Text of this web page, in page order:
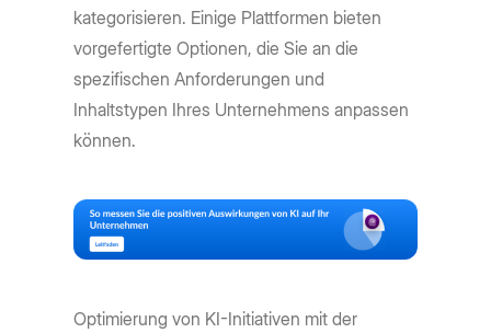
kategorisieren. Einige Plattformen bieten
vorgefertigte Optionen, die Sie an die
spezifischen Anforderungen und
Inhaltstypen Ihres Unternehmens anpassen
können.
Optimierung von KI-Initiativen mit der